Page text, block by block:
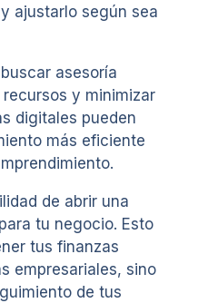
ajustarlo según sea
asesoría
y minimizar
digitales pueden
más eficiente
de abrir una
tu negocio. Esto
tus finanzas
empresariales, sino
de tus